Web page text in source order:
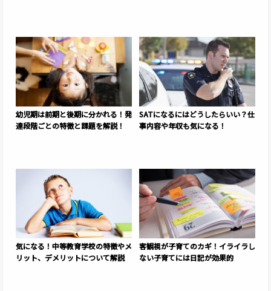
幼児期は前期と後期に分かれる！発
達段階ごとの特徴と課題を解説！
SATになるにはどうしたらいい？仕
事内容や年収も気になる！
気になる！中等教育学校の特徴やメ
リット、デメリットについて解説
客観視が子育てのカギ！イライラし
ない子育てには日記が効果的